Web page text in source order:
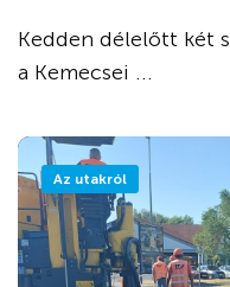
Kedden délelőtt két
a Kemecsei ...
Az utakról